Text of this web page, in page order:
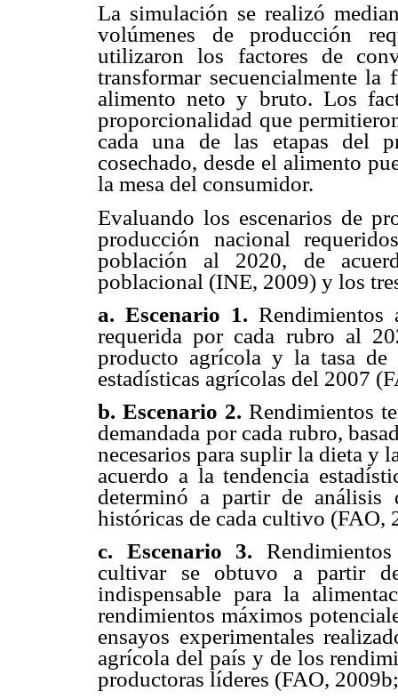
La simulación se realizó
volúmenes de producción
utilizaron los factores de
transformar secuencialmente
alimento neto y bruto. Los
proporcionalidad que
cada una de las etapas del
cosechado, desde el alimento
la mesa del consumidor.
Evaluando los escenarios de
producción nacional
población al 2020, de
poblacional (INE, 2009) y los
a. Escenario 1. Rendimientos
requerida por cada rubro al
producto agrícola y la tasa
estadísticas agrícolas del 2007
b. Escenario 2. Rendimientos
demandada por cada rubro,
necesarios para suplir la dieta y
acuerdo a la tendencia
determinó a partir de análisis
históricas de cada cultivo
c. Escenario 3.
cultivar se obtuvo a partir
indispensable para la
rendimientos máximos
ensayos experimentales
agrícola del país y de los
productoras líderes (FAO,